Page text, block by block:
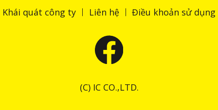
Khái quát công ty Liên hệ Điều khoản sử dụng
(C) IC CO.,LTD.